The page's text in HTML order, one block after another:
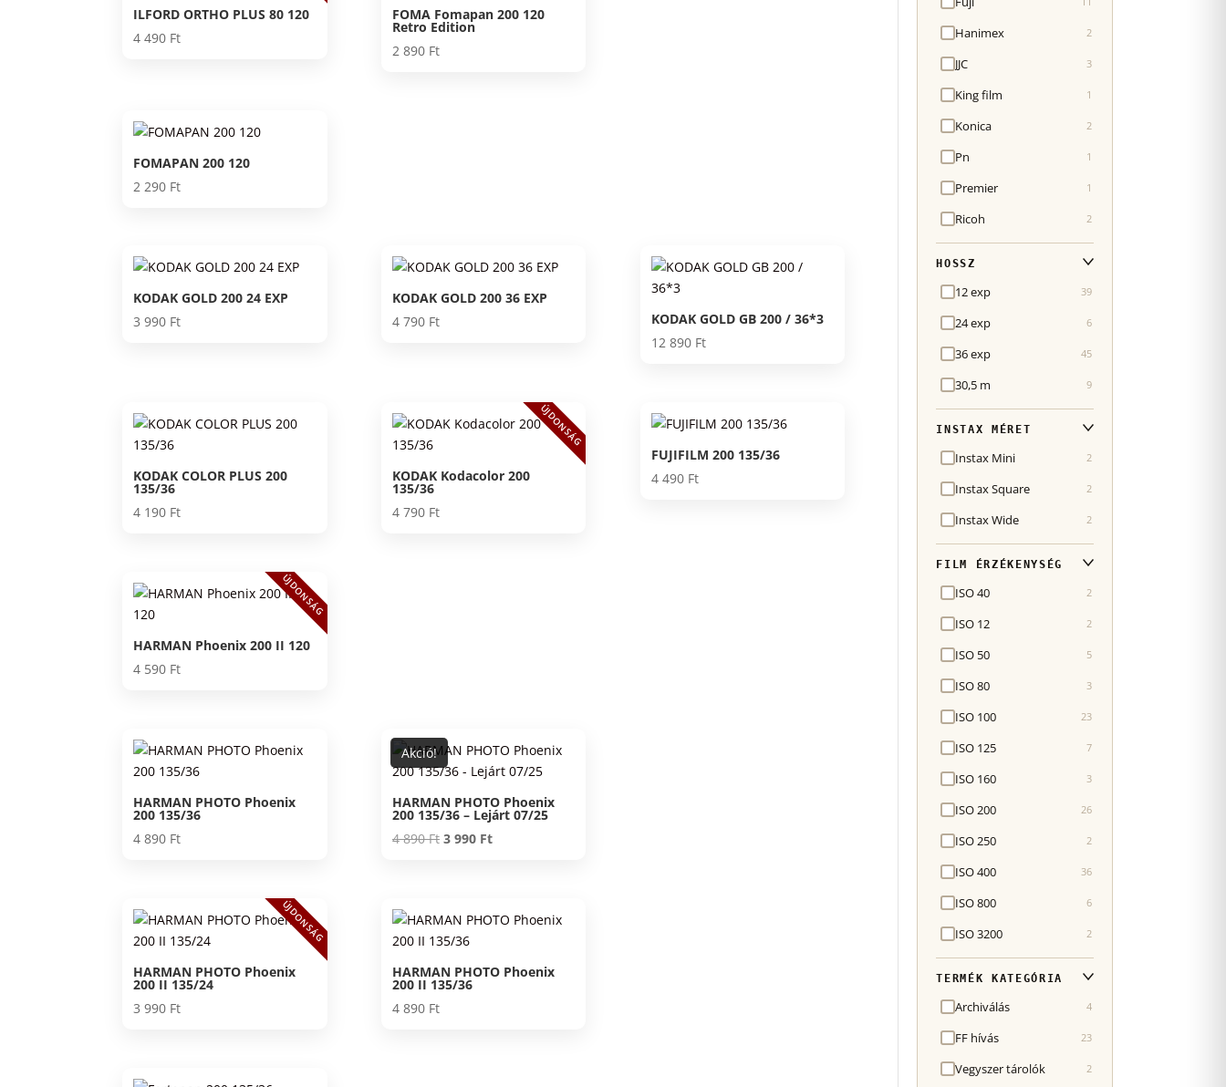
ILFORD ORTHO PLUS 80 120
4 490 Ft
FOMA Fomapan 200 120
Retro Edition
2 890 Ft
FOMAPAN 200 120
2 290 Ft
KODAK GOLD 200 24 EXP
3 990 Ft
KODAK GOLD 200 36 EXP
4 790 Ft
KODAK GOLD GB 200 / 36*3
12 890 Ft
KODAK COLOR PLUS 200
135/36
4 190 Ft
ÚJDONSÁG
KODAK Kodacolor 200
135/36
4 790 Ft
FUJIFILM 200 135/36
4 490 Ft
ÚJDONSÁG
HARMAN Phoenix 200 II 120
4 590 Ft
HARMAN PHOTO Phoenix
200 135/36
4 890 Ft
Akció!
HARMAN PHOTO Phoenix
200 135/36 – Lejárt 07/25
4 890Ft Original
890 Ft.
3 990 FtCurrent
990 Ft.
ÚJDONSÁG
HARMAN PHOTO Phoenix
200 II 135/24
3 990 Ft
HARMAN PHOTO Phoenix
200 II 135/36
4 890 Ft
Hanimex 2
JJC 3
King film 1
Konica 2
Pn 1
Premier 1
Ricoh 2
HOSSZ
12 exp 39
24 exp 6
36 exp 45
30,5 m 9
INSTAX MÉRET
Instax Mini 2
Instax Square 2
Instax Wide 2
FILM ÉRZÉKENYSÉG
ISO 40 2
ISO 12 2
ISO 50 5
ISO 80 3
ISO 100 23
ISO 125 7
ISO 160 3
ISO 200 26
ISO 250 2
ISO 400 36
ISO 800 6
ISO 3200 2
TERMÉK KATEGÓRIA
Archiválás 4
FF hívás 23
Vegyszer tárolók 2